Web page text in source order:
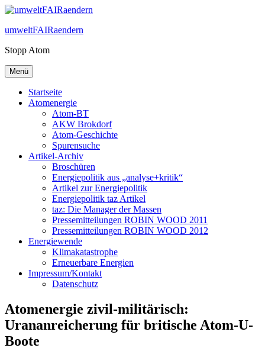
Zum
springen
umweltFAIRaendern
Stopp Atom
Menü
Startseite
Atomenergie
Atom-BT
AKW Brokdorf
Atom-Geschichte
Spurensuche
Artikel-Archiv
Broschüren
Energiepolitik aus „analyse+kritik“
Artikel zur Energiepolitik
Energiepolitik taz Artikel
taz: Die Manager der Massen
Pressemitteilungen ROBIN WOOD 2011
Pressemitteilungen ROBIN WOOD 2012
Energiewende
Klimakatastrophe
Erneuerbare Energien
Impressum/Kontakt
Datenschutz
Atomenergie zivil-militärisch:
Urananreicherung für britische Atom-U-
Boote